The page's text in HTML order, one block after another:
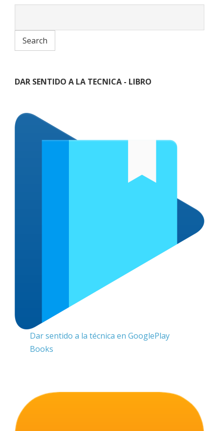
DAR SENTIDO A LA TECNICA - LIBRO
Dar sentido a la técnica en GooglePlay
Books